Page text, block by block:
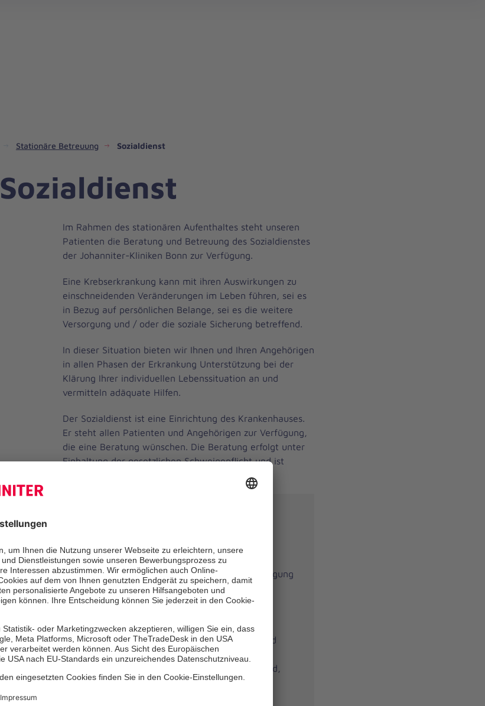
Stationäre Betreuung Sozialdienst
Sozialdienst
Im Rahmen des stationären Aufenthaltes steht unseren
Patienten die Beratung und Betreuung des Sozialdienstes
der Johanniter-Kliniken Bonn zur Verfügung.
Eine Krebserkrankung kann mit ihren Auswirkungen zu
einschneidenden Veränderungen im Leben führen, sei es
in Bezug auf persönlichen Belange, sei es die weitere
Versorgung und / oder die soziale Sicherung betreffend.
In dieser Situation bieten wir Ihnen und Ihren Angehörigen
in allen Phasen der Erkrankung Unterstützung bei der
Klärung Ihrer individuellen Lebenssituation an und
vermitteln adäquate Hilfen.
Der Sozialdienst ist eine Einrichtung des Krankenhauses.
Er steht allen Patienten und Angehörigen zur Verfügung,
die eine Beratung wünschen. Die Beratung erfolgt unter
Einhaltung der gesetzlichen Schweigepflicht und ist
Unterstützung bei der
Krankheitsverarbeitung und der Bewältigung
der Krankheitsfolgen
Beratung über und Einleitung von
Beratung in sozialrechtlichen Fragen und
Beantragung von Leistungen (z.B.
Schwerbehindertenausweis, Krankengeld,
Zuzahlungen, Fahrtkosten, Rente,